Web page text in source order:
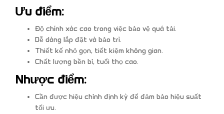
Ưu điểm:
Độ chính xác cao trong việc bảo vệ quá tải.
Dễ dàng lắp đặt và bảo trì.
Thiết kế nhỏ gọn, tiết kiệm không gian.
Chất lượng bền bỉ, tuổi thọ cao.
Nhược điểm:
Cần được hiệu chỉnh định kỳ để đảm bảo hiệu suất
tối ưu.